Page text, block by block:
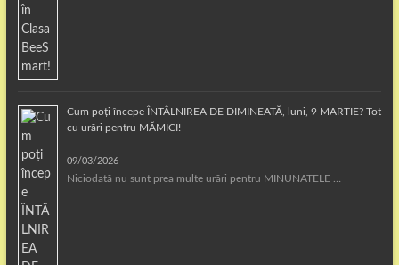
Cum poți începe ÎNTÂLNIREA DE DIMINEAȚĂ, luni, 9 MARTIE? Tot
cu urări pentru MĂMICI!
09/03/2026
Niciodată nu sunt prea multe urări pentru MINUNATELE …